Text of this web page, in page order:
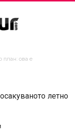
план: ова е
летно